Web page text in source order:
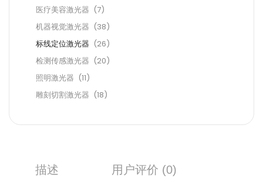
医疗美容激光器 (7)
机器视觉激光器 (38)
标线定位激光器 (26)
检测传感激光器 (20)
照明激光器 (11)
雕刻切割激光器 (18)
描述 用户评价 (0)